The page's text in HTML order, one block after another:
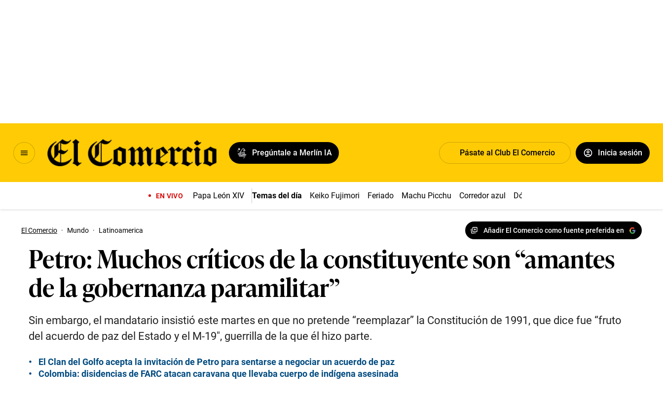
Pregúntale a Merlín IA Pásate al Club El Comercio Inicia sesión
EN VIVO Papa León XIV Temas del día Keiko Fujimori Feriado Machu Picchu Corredor azul Dólar
El Comercio · Mundo · Latinoamerica Añadir El Comercio como fuente preferida en
Petro: Muchos críticos de la constituyente son “amantes
de la gobernanza paramilitar”
Sin embargo, el mandatario insistió este martes en que no pretende “reemplazar” la Constitución de 1991, que dice fue “fruto
del acuerdo de paz del Estado y el M-19″, guerrilla de la que él hizo parte.
El Clan del Golfo acepta la invitación de Petro para sentarse a negociar un acuerdo de paz
Colombia: disidencias de FARC atacan caravana que llevaba cuerpo de indígena asesinada